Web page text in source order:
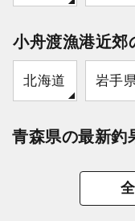
小舟渡漁港近郊
北海道 岩手
青森県の最新釣